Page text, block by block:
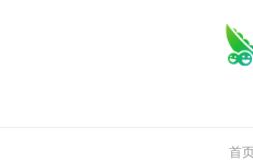
首